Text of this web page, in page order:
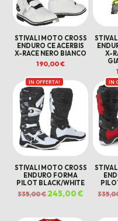
STIVALI MOTO CROSS
ENDURO CE ACERBIS
X-RACE NERO BIANCO
190,00€
X-
IN OFFERTA!
STIVALI MOTO CROSS
ENDURO FORMA
PILOT BLACK/WHITE
335,00€Il
prezzo
335,00 €.
245,00€
prezzo
245,00 €.
IN